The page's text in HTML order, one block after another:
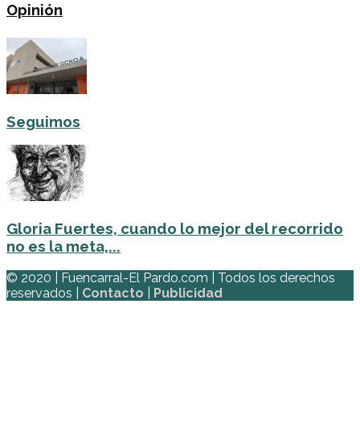
Opinión
Seguimos
Gloria Fuertes, cuando lo mejor del recorrido
no es la meta,...
© 2020 | Fuencarral-El Pardo.com | Todos los derechos
reservados | Contacto Publicidad